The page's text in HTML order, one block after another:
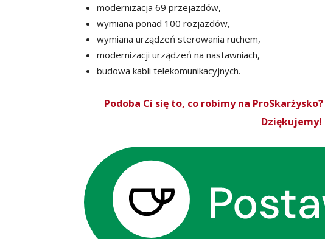
modernizacja 69 przejazdów,
wymiana ponad 100 rozjazdów,
wymiana urządzeń sterowania ruchem,
modernizacji urządzeń na nastawniach,
budowa kabli telekomunikacyjnych.
Podoba Ci się to, co robimy na
Dziękujemy!